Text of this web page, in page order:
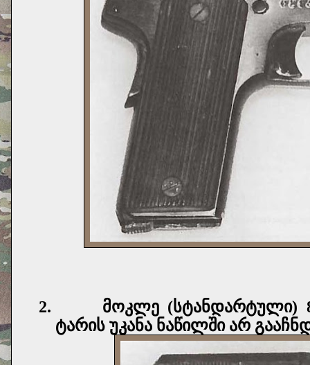
2.
მოკლე (სტანდარტული)
ტარის უკანა ნაწილში არ